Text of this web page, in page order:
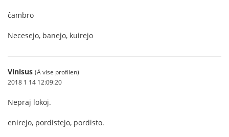
ĉambro
Necesejo, banejo, kuirejo
Vinisus (Å vise profilen)
2018 1 14 12:09:20
Nepraj lokoj.
enirejo, pordistejo, pordisto.